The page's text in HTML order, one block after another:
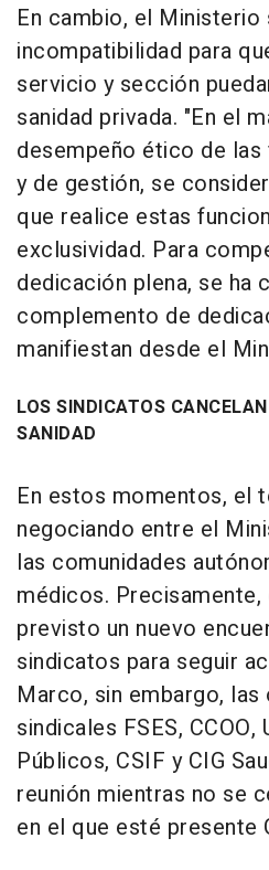
En cambio, el
incompatibilidad para
servicio y sección
sanidad privada. "En el
desempeño ético de
y de gestión, se
que realice estas
exclusividad. Para
dedicación plena, se ha
complemento de
manifiestan desde el
LOS SINDICATOS
SANIDAD
En estos momentos, el
negociando entre el
las comunidades
médicos.
previsto un nuevo
sindicatos para seguir
Marco, sin embargo,
sindicales FSES, CCOO,
Públicos, CSIF y CIG
reunión mientras no se
en el que esté presente